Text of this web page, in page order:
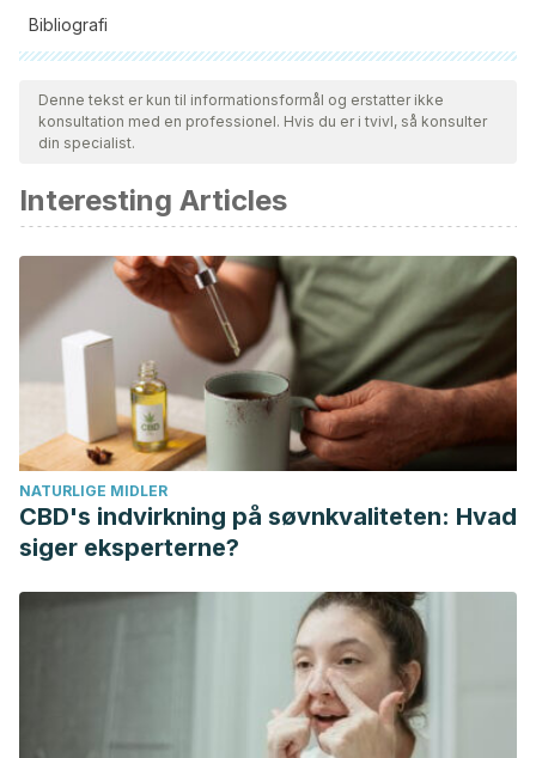
Bibliografi
Alle citerede kilder blev grundigt gennemgået af vores team
for at sikre deres kvalitet, pålidelighed, aktualitet og validitet.
Bibliografien i denne artikel blev betragtet som pålidelig og af
Sudini K., Diette GB., Breysse PN., McCormack MC., et al., A
randomized controlled trial of the effect of broccoli sprouts
on antioxidant gene expression and airway inflammation in
asthmatics. J Allergy Clin Immunol Pract, 2016. 4 (5): 932-
40.
Vanduchova A., Anzenbacher P., Anzenbacherova E.,
Isothiocyanate from broccoli, sulforaphane, and its
properties. J Med Food, 2019. 22 (2): 121-126.
Gonzalo, JC Rivas, and M. García Alonso. “Flavonoides en
alimentos vegetales: estructura y actividad
Alimentación Nutrición y Salud
38.
Denne tekst er kun til informationsformål og erstatter ikke
konsultation med en professionel. Hvis du er i tvivl, så konsulter
din specialist.
Interesting Articles
NATURLIGE MIDLER
CBD's indvirkning på søvnkvaliteten: Hvad
siger eksperterne?